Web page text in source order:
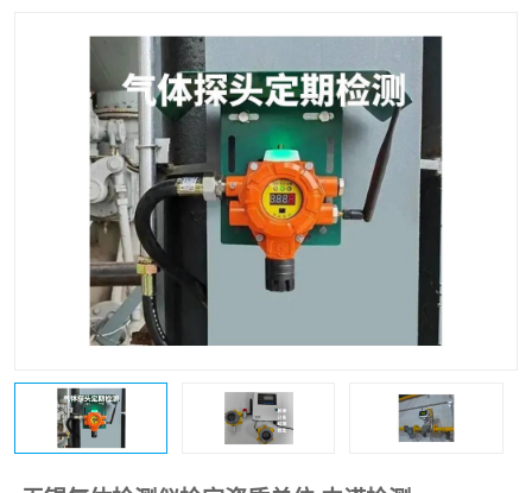
防爆工程 煤安矿安
IECEx防爆认证 防爆设计
防爆资质证书 各国防爆认证
防爆培训 SIL认证
防爆电气检测机构 防爆合格证代理机构